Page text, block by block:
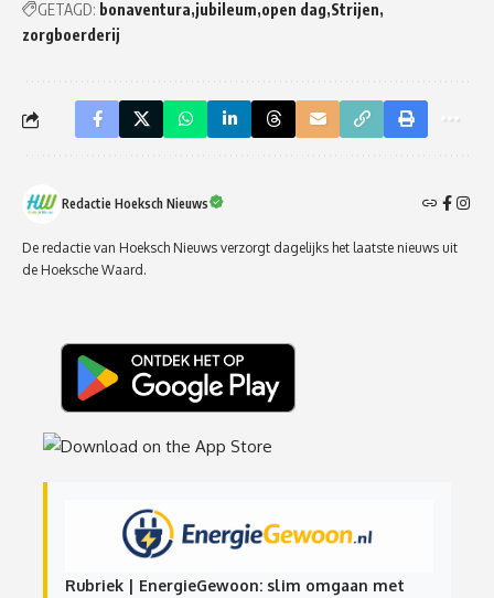
GETAGD: bonaventura jubileum open dag Strijen
zorgboerderij
Redactie Hoeksch Nieuws
De redactie van Hoeksch Nieuws verzorgt dagelijks het laatste nieuws uit
de Hoeksche Waard.
Rubriek | EnergieGewoon: slim omgaan met